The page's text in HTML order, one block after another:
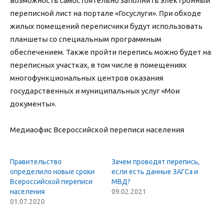
переписной лист на портале «Госуслуги». При обходе
жилых помещений переписчики будут использовать
планшеты со специальным программным
обеспечением. Также пройти перепись можно будет на
переписных участках, в том числе в помещениях
многофункциональных центров оказания
государственных и муниципальных услуг «Мои
документы».
Медиаофис Всероссийской переписи населения
Правительство
определило новые сроки
Всероссийской переписи
населения
01.07.2020
Зачем проводят перепись,
если есть данные ЗАГСа и
МВД?
09.02.2021